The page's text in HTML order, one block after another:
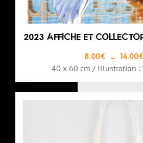
2023 AFFICHE ET
8.00€ – 14.00€
40 x 60 cm / Illustration :